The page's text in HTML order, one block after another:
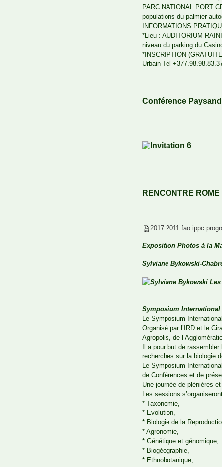
PARC NATIONAL PORT
populations du palmier
INFORMATIONS
*Lieu : AUDITORIUM
niveau du parking du
*INSCRIPTION
Urbain Tel
Conférence
RENCONTRE
2017 2011 fao ippc
Exposition Photos à la
Sylviane Bykowski-
Symposium International
Le Symposium
Organisé par l’IRD et le
Agropolis, de
Il a pour but de
recherches sur la biologie
Le Symposium
de Conférences et de
Une journée de plénières
Les sessions
* Taxonomie,
* Evolution,
* Biologie de la
* Agronomie,
* Génétique et génomique,
* Biogéographie,
* Ethnobotanique,